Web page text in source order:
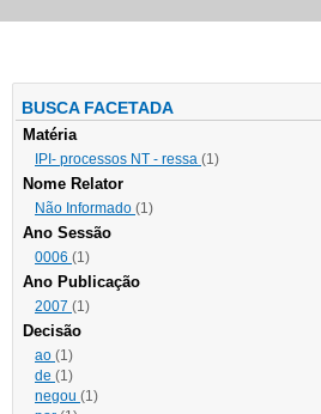
BUSCA FACETADA
Matéria
IPI- processos NT - ressa (1)
Nome Relator
Não Informado (1)
Ano Sessão
0006 (1)
Ano Publicação
2007 (1)
Decisão
ao (1)
de (1)
negou (1)